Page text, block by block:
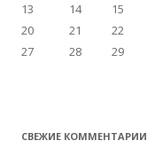
13
14 15
20
21 22
27
28 29
СВЕЖИЕ КОММЕНТАРИИ